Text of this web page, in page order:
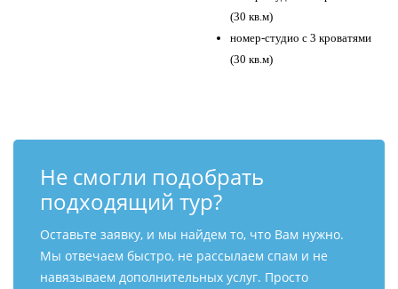
(30 кв.м)
номер-студио с 3 кроватями
(30 кв.м)
Не смогли подобрать
подходящий тур?
Оставьте заявку, и мы найдем то, что Вам нужно.
Мы отвечаем быстро, не рассылаем спам и не
навязываем дополнительных услуг. Просто